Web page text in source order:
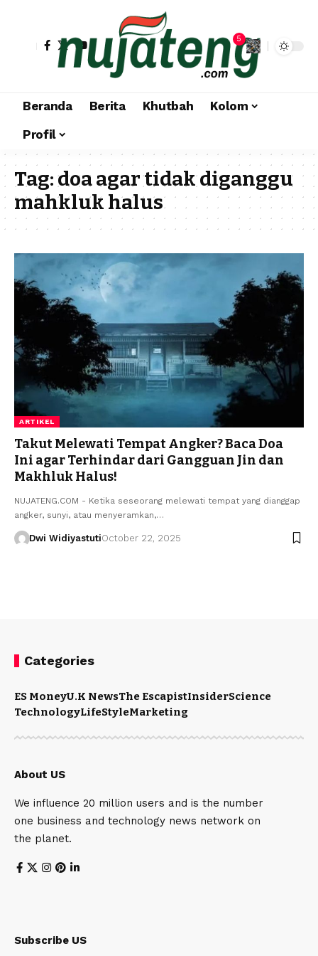
5
Beranda Berita Khutbah
Kolom
Profil
Tag:doa agar tidak diganggu
mahkluk halus
ARTIKEL
Takut Melewati Tempat Angker? Baca Doa
Ini agar Terhindar dari Gangguan Jin dan
Makhluk Halus!
NUJATENG.COM - Ketika seseorang melewati tempat yang dianggap
angker, sunyi, atau menyeramkan,…
Dwi WidiyastutiOctober 22, 2025
Categories
ES MoneyU.K NewsThe EscapistInsiderScience
TechnologyLifeStyleMarketing
About US
We influence 20 million users and is the number
one business and technology news network on
the planet.
Subscribe US